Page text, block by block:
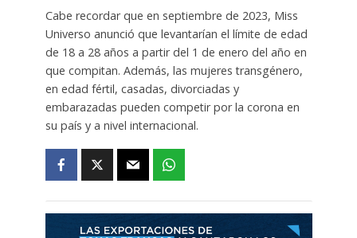
Cabe recordar que en septiembre de 2023, Miss
Universo anunció que levantarían el límite de edad
de 18 a 28 años a partir del 1 de enero del año en
que compitan. Además, las mujeres transgénero,
en edad fértil, casadas, divorciadas y
embarazadas pueden competir por la corona en
su país y a nivel internacional.